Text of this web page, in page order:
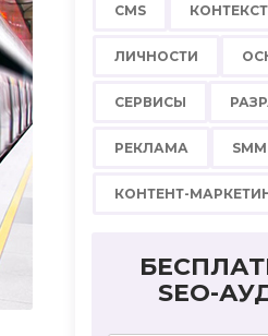
CMS КОНТЕКСТ
ЛИЧНОСТИ
СЕРВИСЫ
РЕКЛАМА SMM
КОНТЕНТ-
SEO-